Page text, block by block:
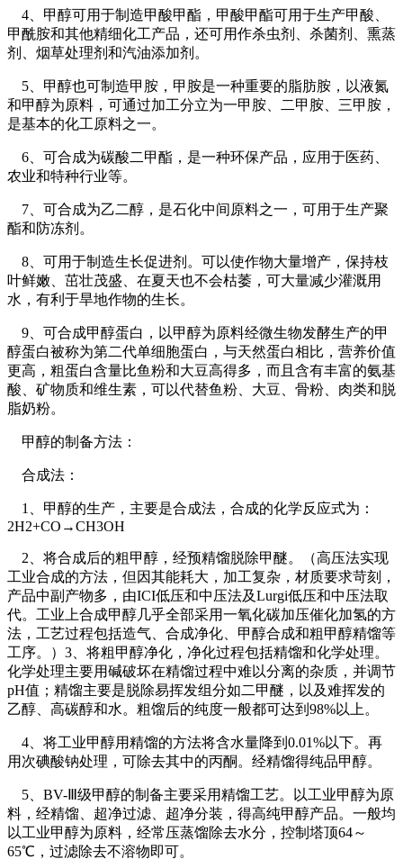
4、甲醇可用于制造甲酸甲酯，甲酸甲酯可用于生产甲酸、
甲酰胺和其他精细化工产品，还可用作杀虫剂、杀菌剂、熏蒸
剂、烟草处理剂和汽油添加剂。
5、甲醇也可制造甲胺，甲胺是一种重要的脂肪胺，以液氮
和甲醇为原料，可通过加工分立为一甲胺、二甲胺、三甲胺，
是基本的化工原料之一。
6、可合成为碳酸二甲酯，是一种环保产品，应用于医药、
农业和特种行业等。
7、可合成为乙二醇，是石化中间原料之一，可用于生产聚
酯和防冻剂。
8、可用于制造生长促进剂。可以使作物大量增产，保持枝
叶鲜嫩、茁壮茂盛、在夏天也不会枯萎，可大量减少灌溉用
水，有利于旱地作物的生长。
9、可合成甲醇蛋白，以甲醇为原料经微生物发酵生产的甲
醇蛋白被称为第二代单细胞蛋白，与天然蛋白相比，营养价值
更高，粗蛋白含量比鱼粉和大豆高得多，而且含有丰富的氨基
酸、矿物质和维生素，可以代替鱼粉、大豆、骨粉、肉类和脱
脂奶粉。
甲醇的制备方法：
合成法：
1、甲醇的生产，主要是合成法，合成的化学反应式为：
2H2+CO→CH3OH
2、将合成后的粗甲醇，经预精馏脱除甲醚。（高压法实现
工业合成的方法，但因其能耗大，加工复杂，材质要求苛刻，
产品中副产物多，由ICI低压和中压法及Lurgi低压和中压法取
代。工业上合成甲醇几乎全部采用一氧化碳加压催化加氢的方
法，工艺过程包括造气、合成净化、甲醇合成和粗甲醇精馏等
工序。）3、将粗甲醇净化，净化过程包括精馏和化学处理。
化学处理主要用碱破坏在精馏过程中难以分离的杂质，并调节
pH值；精馏主要是脱除易挥发组分如二甲醚，以及难挥发的
乙醇、高碳醇和水。粗馏后的纯度一般都可达到98%以上。
4、将工业甲醇用精馏的方法将含水量降到0.01%以下。再
用次碘酸钠处理，可除去其中的丙酮。经精馏得纯品甲醇。
5、BV-Ⅲ级甲醇的制备主要采用精馏工艺。以工业甲醇为原
料，经精馏、超净过滤、超净分装，得高纯甲醇产品。一般均
以工业甲醇为原料，经常压蒸馏除去水分，控制塔顶64～
65℃，过滤除去不溶物即可。